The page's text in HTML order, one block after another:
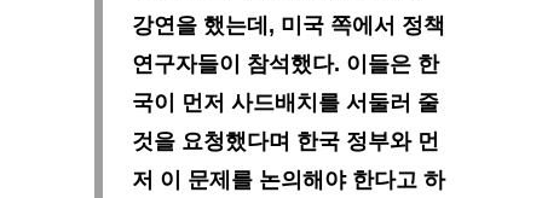
강연을 했는데, 미국 쪽에서 정책
연구자들이 참석했다. 이들은 한
국이 먼저 사드배치를 서둘러 줄
것을 요청했다며 한국 정부와 먼
저 이 문제를 논의해야 한다고 하